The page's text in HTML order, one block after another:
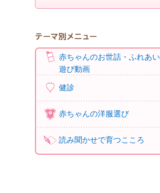
赤ちゃんのお世話・ふれあい
遊び動画
健診
赤ちゃんの洋服選び
読み聞かせで育つこころ